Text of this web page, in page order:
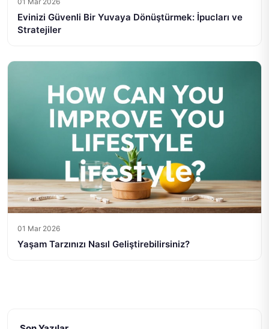
Evinizi Güvenli Bir Yuvaya Dönüştürmek: İpucları ve
Stratejiler
01 Mar 2026
Yaşam Tarzınızı Nasıl Geliştirebilirsiniz?